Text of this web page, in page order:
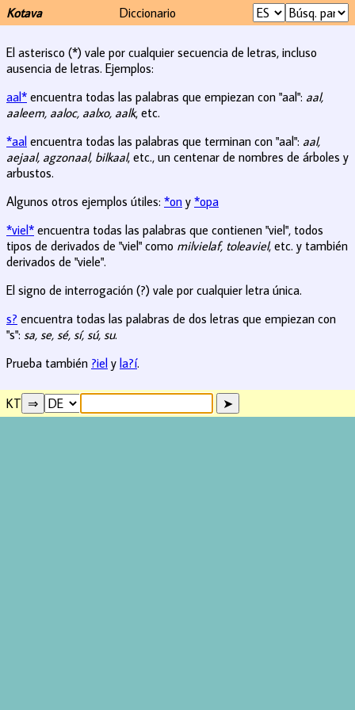
Kotava Diccionario
El asterisco (*) vale por cualquier secuencia de letras, incluso
ausencia de letras. Ejemplos:
aal* encuentra todas las palabras que empiezan con "aal": aal,
aaleem, aaloc, aalxo, aalk, etc.
*aal encuentra todas las palabras que terminan con "aal": aal,
aejaal, agzonaal, bilkaal, etc., un centenar de nombres de árboles y
arbustos.
Algunos otros ejemplos útiles: *on y *opa
*viel* encuentra todas las palabras que contienen "viel", todos
tipos de derivados de "viel" como milvielaf, toleaviel, etc. y también
derivados de "viele".
El signo de interrogación (?) vale por cualquier letra única.
s? encuentra todas las palabras de dos letras que empiezan con
"s": sa, se, sé, sí, sú, su.
Prueba también ?iel y la?í.
KT